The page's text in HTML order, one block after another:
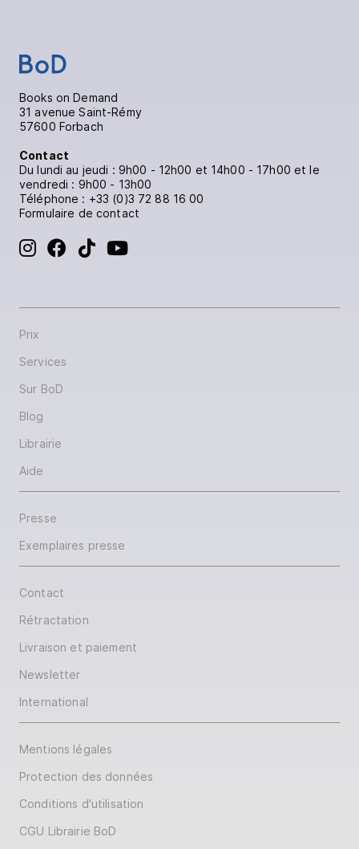
Books on Demand
31 avenue Saint-Rémy
57600 Forbach
Contact
Du lundi au jeudi : 9h00 - 12h00 et 14h00 - 17h00 et le
vendredi : 9h00 - 13h00
Téléphone : +33 (0)3 72 88 16 00
Formulaire de contact
Prix
Services
Sur BoD
Blog
Librairie
Aide
Presse
Exemplaires presse
Contact
Rétractation
Livraison et paiement
Newsletter
International
Mentions légales
Protection des données
Conditions d'utilisation
CGU Librairie BoD